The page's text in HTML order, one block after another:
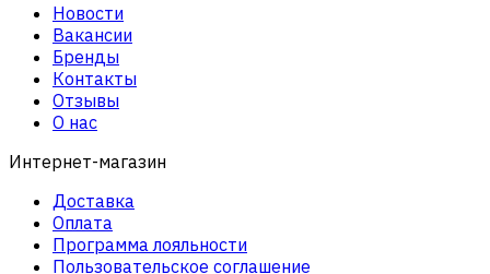
Новости
Вакансии
Бренды
Контакты
Отзывы
О нас
Интернет-магазин
Доставка
Оплата
Программа лояльности
Пользовательское соглашение